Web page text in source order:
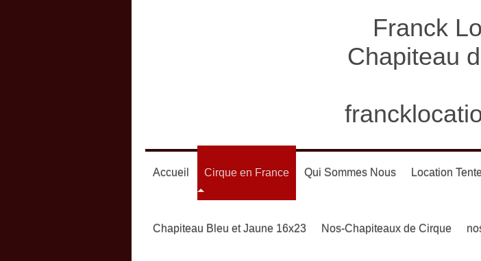
Franck
Chapiteau
Accueil Cirque en France Qui Sommes Nous Location
Chapiteau Bleu et Jaune 16x23 Nos-Chapiteaux de Cirque